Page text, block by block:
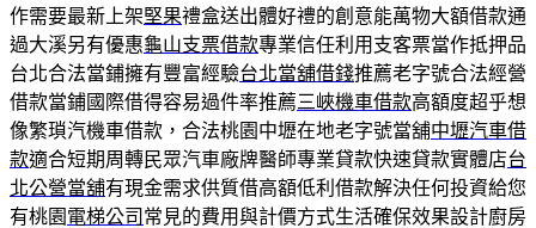
作需要最新上架堅果禮盒送出體好禮的創意能萬物大額借款通
過大溪另有優惠龜山支票借款專業信任利用支客票當作抵押品
台北合法當鋪擁有豐富經驗台北當舖借錢推薦老字號合法經營
借款當鋪國際借得容易過件率推薦三峽機車借款高額度超乎想
像繁瑣汽機車借款，合法桃園中壢在地老字號當舖中壢汽車借
款適合短期周轉民眾汽車廠牌醫師專業貸款快速貸款實體店台
北公營當舖有現金需求供質借高額低利借款解決任何投資給您
有桃園 電梯公司 常見的費用與計價方式生活確保效果設計廚房